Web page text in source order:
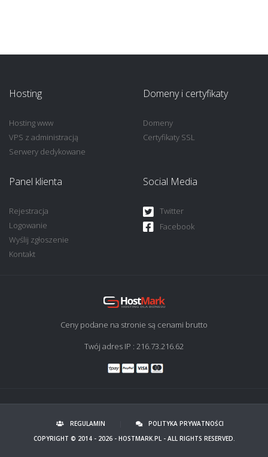
Hosting
Hosting www
VPS z administracją
Serwery dedykowane
Domeny i certyfikaty
Domeny
Certyfikaty SSL
Panel klienta
Rejestracja
Logowanie
Wyślij zgłoszenie
Kontakt
Social Media
Twitter
Facebook
Ceny podane na stronie są cenami brutto
Twój adres IP : 216.73.216.62
COPYRIGHT © 2014 - 2026 - HOSTMARK.PL- ALL RIGHTS RESERVED.
REGULAMIN POLITYKA PRYWATNOŚCI